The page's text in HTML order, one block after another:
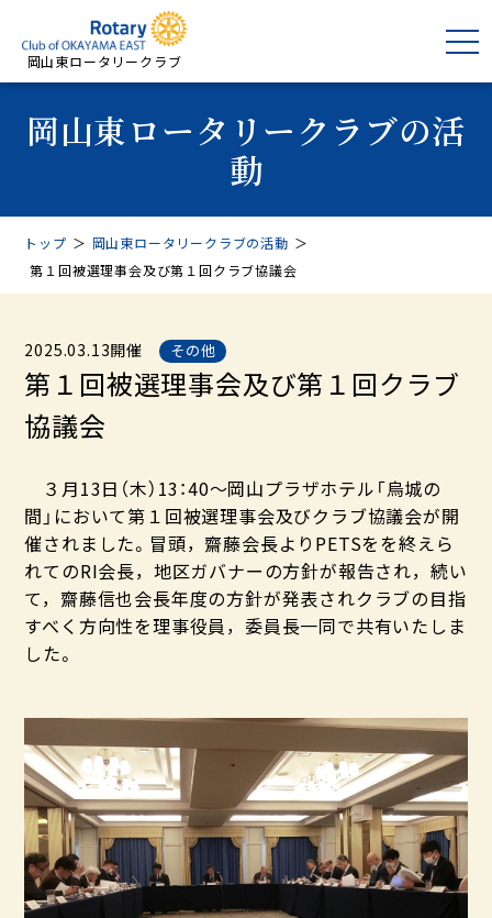
岡山東ロータリークラブ
岡山東ロータリークラブの活
動
トップ ＞ 岡山東ロータリークラブの活動 ＞
第１回被選理事会及び第１回クラブ協議会
2025.03.13開催 その他
第１回被選理事会及び第１回クラブ
協議会
３月13日（木）13：40～岡山プラザホテル「烏城の
間」において第１回被選理事会及びクラブ協議会が開
催されました。冒頭，齋藤会長よりPETSをを終えら
れてのRI会長，地区ガバナーの方針が報告され，続い
て，齋藤信也会長年度の方針が発表されクラブの目指
すべく方向性を理事役員，委員長一同で共有いたしま
した。